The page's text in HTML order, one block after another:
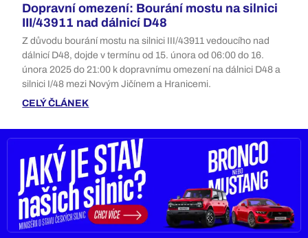
Dopravní omezení: Bourání mostu na silnici
III/43911 nad dálnicí D48
Z důvodu bourání mostu na silnici III/43911 vedoucího nad
dálnicí D48, dojde v termínu od 15. února od 06:00 do 16.
února 2025 do 21:00 k dopravnímu omezení na dálnici D48 a
silnici I/48 mezi Novým Jičínem a Hranicemi.
CELÝ ČLÁNEK